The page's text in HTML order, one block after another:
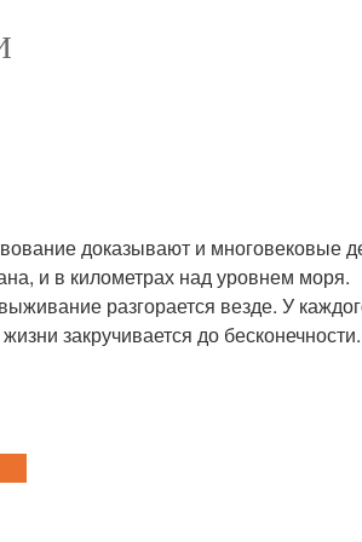
доказывают и многовековые
и в километрах над уровнем моря.
разгорается везде. У
закручивается до